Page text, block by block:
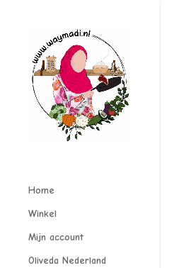
Home
Winkel
Mijn account
Oliveda Nederland